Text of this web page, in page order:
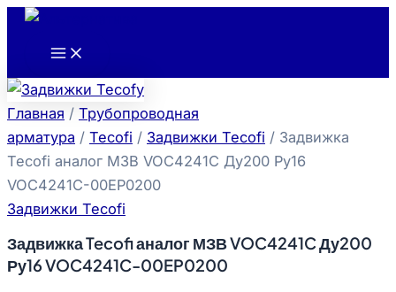
Перейти
содержимому
Main
Главная / Трубопроводная
арматура / Tecofi / Задвижки Tecofi / Задвижка
Tecofi аналог МЗВ VOC4241C Ду200 Ру16
VOC4241C-00EP0200
Задвижки Tecofi
Задвижка Tecofi аналог МЗВ VOC4241C Ду200
Ру16 VOC4241C-00EP0200
Количество
товара
аналог
МЗВ
VOC4241C
Ду200
Ру16
VOC4241C-
00EP0200